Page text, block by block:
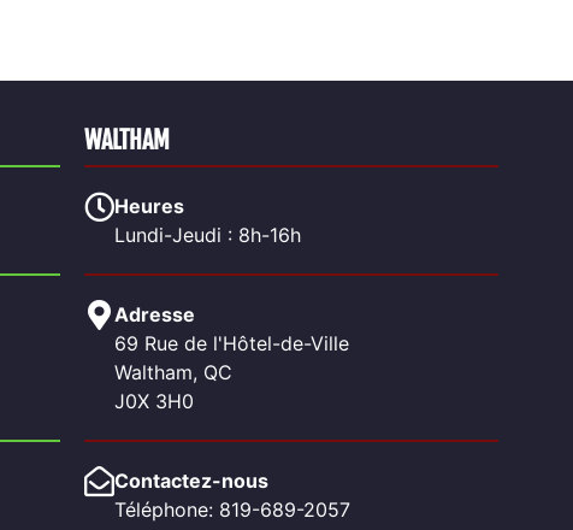
Heures
Lundi-Jeudi : 8h-16h
Adresse
69 Rue de l'Hôtel-de-Ville
Waltham, QC
J0X 3H0
Contactez-nous
Téléphone: 819-689-2057
WALTHAM